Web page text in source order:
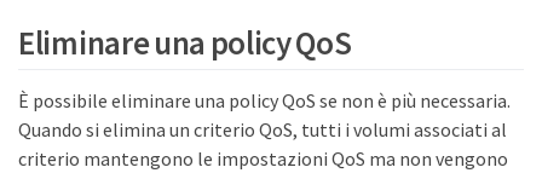
Eliminare una policy QoS
È possibile eliminare una policy QoS se non è più necessaria.
Quando si elimina un criterio QoS, tutti i volumi associati al
criterio mantengono le impostazioni QoS ma non vengono